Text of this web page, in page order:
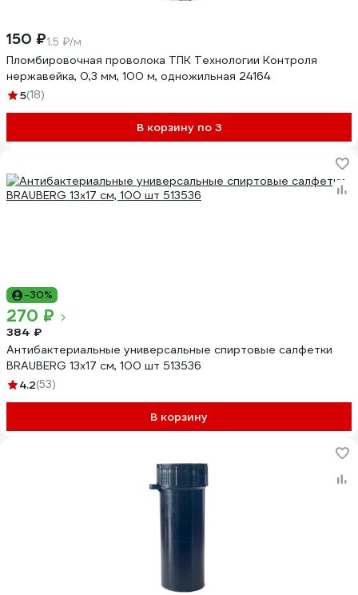
150 ₽1.5 ₽/м
Пломбировочная проволока ТПК Технологии Контроля
нержавейка, 0,3 мм, 100 м, одножильная 24164
5(18)
В корзину по 3
-30%
270 ₽
384 ₽
Антибактериальные универсальные спиртовые салфетки
BRAUBERG 13x17 см, 100 шт 513536
4.2(53)
В корзину